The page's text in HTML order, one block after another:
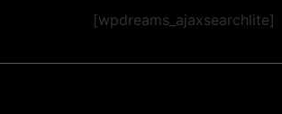
[wpdreams_ajaxsearchlite]